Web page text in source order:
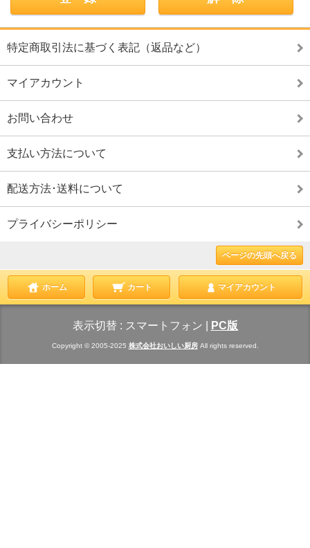
特定商取引法に基づく表記（返品など）
マイアカウント
お問い合わせ
支払い方法について
配送方法･送料について
プライバシーポリシー
ページの先頭へ戻る
ホーム カート マイアカウント
表示切替 : スマートフォン PC版
Copyright © 2005-2025 株式会社おいしい厨房All rights reserved.